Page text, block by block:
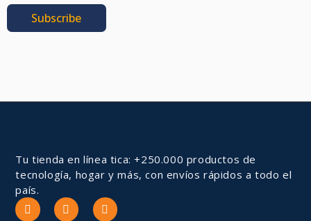
Subscribe
Tu tienda en línea tica: +250.000 productos de
tecnología, hogar y más, con envíos rápidos a todo el
país.